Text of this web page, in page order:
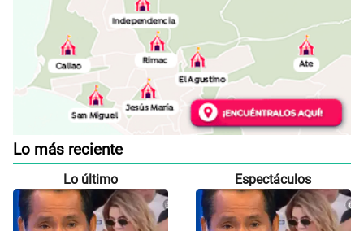
Lo más reciente
Lo último Espectáculos